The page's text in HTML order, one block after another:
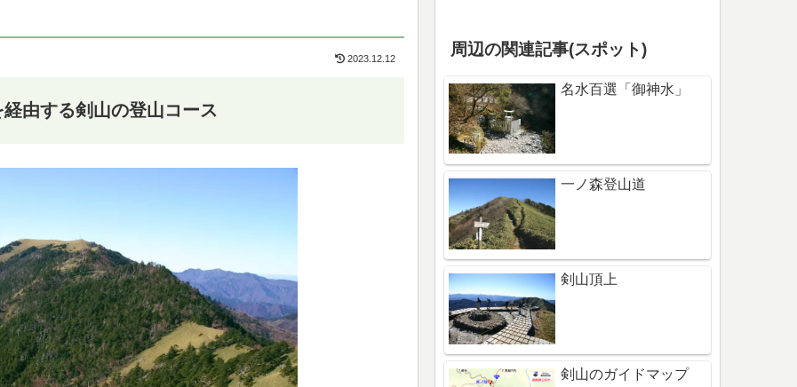
2023.12.12
由する剣山の登山コース
周辺の関連記事(スポット)
名水百選「御神水」
一ノ森登山道
剣山頂上
剣山のガイドマップ